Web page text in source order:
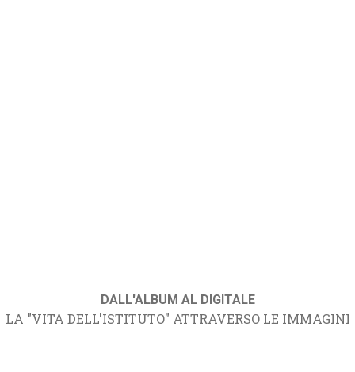
DALL'ALBUM AL DIGITALE
LA "VITA DELL'ISTITUTO" ATTRAVERSO LE IMMAGINI